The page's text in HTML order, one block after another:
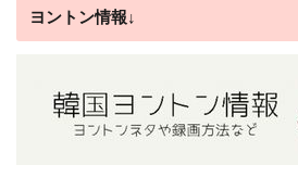
ヨントン情報↓